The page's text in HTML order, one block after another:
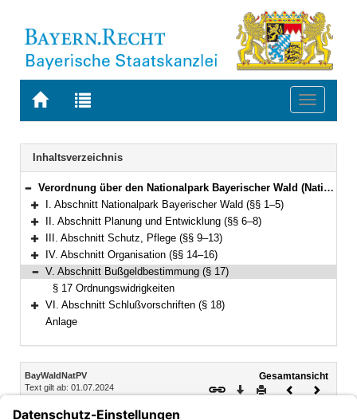
Zur
BAYERN.RECHT
Zur
letzten
Suche
Toggle
Navigation
Inhaltsverzeichnis
Bereich reduzieren
Verordnung über den Nationalpark Bayerischer Wald (Nationalparkverordnung Bayerischer Wald – BayWaldNatPV) in der Fassung der Bekanntmachung vom 12. September 1997 (GVBl. S. 513) BayRS 791-4-2-U (§§ 1–18)
Bereich erweitern
I. Abschnitt Nationalpark Bayerischer Wald (§§ 1–5)
Bereich erweitern
II. Abschnitt Planung und Entwicklung (§§ 6–8)
Bereich erweitern
III. Abschnitt Schutz, Pflege (§§ 9–13)
Bereich erweitern
IV. Abschnitt Organisation (§§ 14–16)
Bereich reduzieren
V. Abschnitt Bußgeldbestimmung (§ 17)
§ 17 Ordnungswidrigkeiten
Bereich erweitern
VI. Abschnitt Schlußvorschriften (§ 18)
Anlage
Inhalt
BayWaldNatPV
Text gilt ab: 01.07.2024
Gesamtansicht
Download
DruckenVorheriges